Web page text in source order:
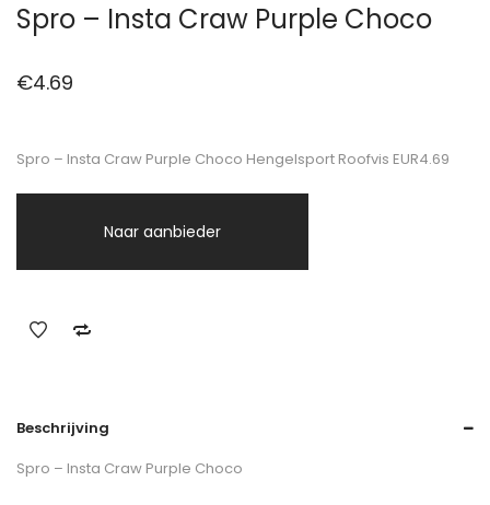
Spro – Insta Craw Purple Choco
€4.69
Spro – Insta Craw Purple Choco Hengelsport Roofvis EUR4.69
Naar aanbieder
Beschrijving
Spro – Insta Craw Purple Choco